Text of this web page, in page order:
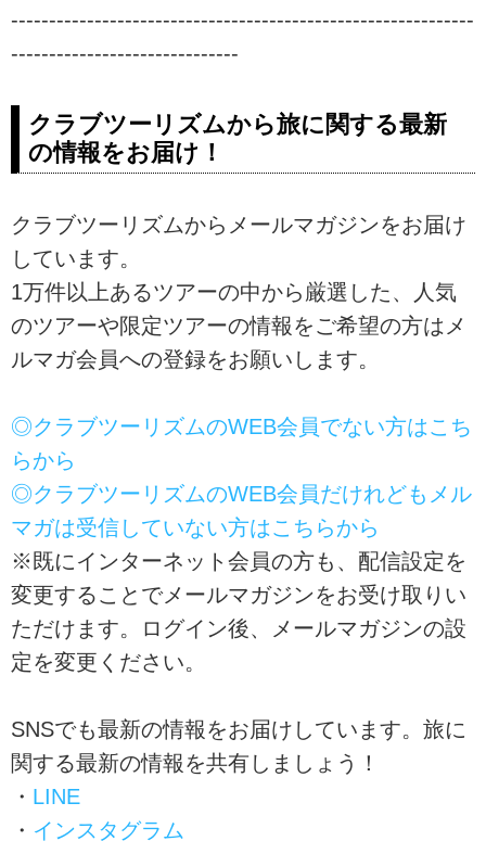
-------------------------------------------------------------
------------------------------
クラブツーリズムから旅に関する最新
の情報をお届け！
クラブツーリズムからメールマガジンをお届け
しています。
1万件以上あるツアーの中から厳選した、人気
のツアーや限定ツアーの情報をご希望の方はメ
ルマガ会員への登録をお願いします。
◎クラブツーリズムのWEB会員でない方はこち
らから
◎クラブツーリズムのWEB会員だけれどもメル
マガは受信していない方はこちらから
※既にインターネット会員の方も、配信設定を
変更することでメールマガジンをお受け取りい
ただけます。ログイン後、メールマガジンの設
定を変更ください。
SNSでも最新の情報をお届けしています。旅に
関する最新の情報を共有しましょう！
・ LINE
・ インスタグラム